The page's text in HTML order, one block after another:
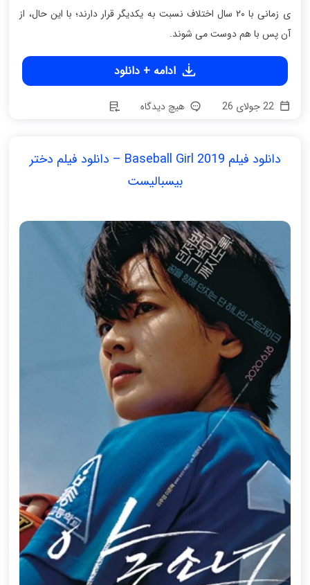
ی زمانی با ۲۰ سال اختلاف نسبت به یکدیگر قرار دارند؛ با این حال، از
آن پس با هم دوست می شوند.
ادامه + دانلود
22 جولای 26 هیچ دیدگاه
دانلود فیلم Baseball Girl 2019 – دانلود فیلم دختر
بیسبالیست